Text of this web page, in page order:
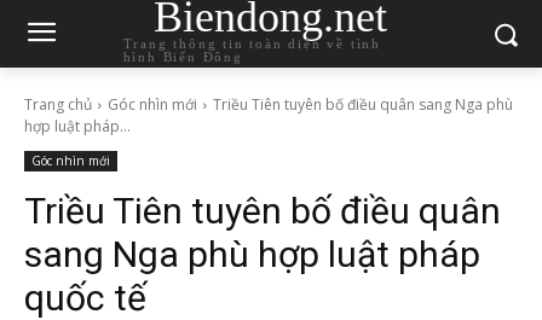
Biendong.net
Trang thông tin toàn diện về tình
hình Biển Đông
Trang chủ Góc nhìn mới
Triều Tiên tuyên bố điều quân sang Nga phù
hợp luật pháp...
Góc nhìn mới
Triều Tiên tuyên bố điều quân
sang Nga phù hợp luật pháp
quốc tế